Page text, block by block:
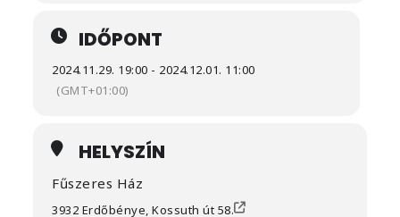
IDŐPONT
2024.11.29. 19:00 - 2024.12.01. 11:00
(GMT+01:00)
HELYSZÍN
Fűszeres Ház
3932 Erdőbénye, Kossuth út 58.